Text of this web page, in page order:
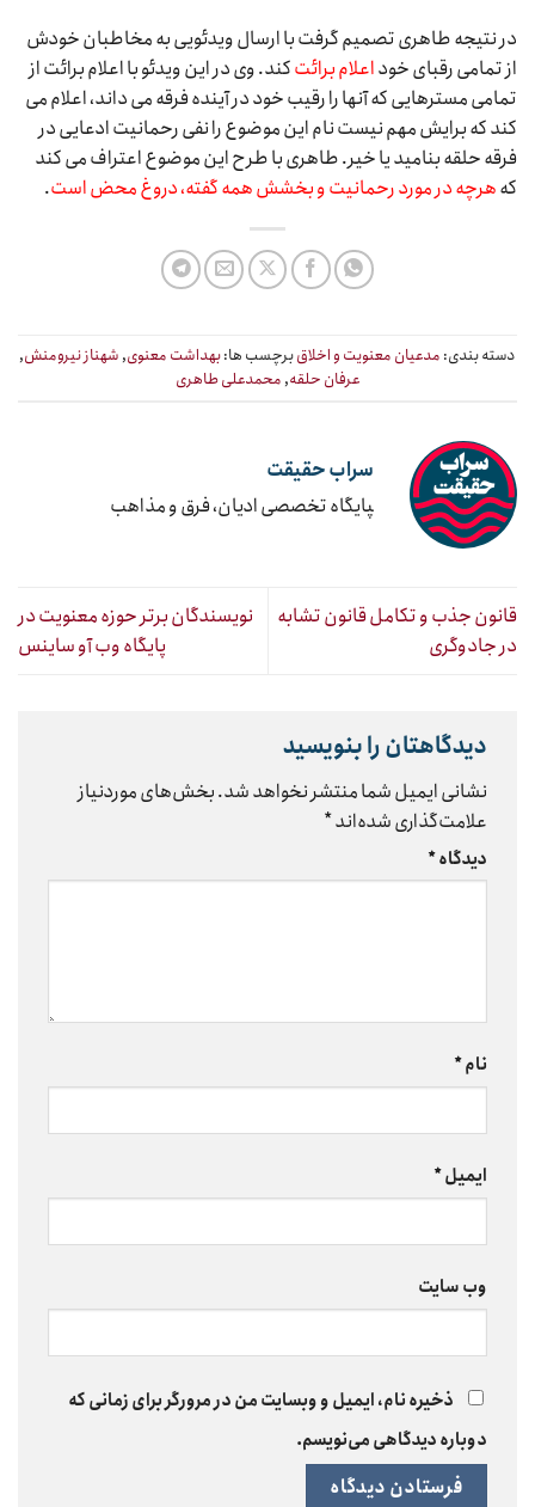
در نتیجه طاهری تصمیم گرفت با ارسال ویدئویی به مخاطبان خودش
از تمامی رقبای خوداعلام برائتکند. وی در این ویدئو با اعلام برائت از
تمامی مسترهایی که آنها را رقیب خود در آینده فرقه می داند، اعلام می
کند که برایش مهم نیست نام این موضوع را نفی رحمانیت ادعایی در
فرقه حلقه بنامید یا خیر. طاهری با طرح این موضوع اعتراف می کند
کههرچه در مورد رحمانیت و بخشش همه گفته، دروغ محض است.
دسته بندی: مدعیان معنویت و اخلاقبرچسب ها:بهداشت معنوی,شهناز نیرومنش,
عرفان حلقه,محمدعلی طاهری
سراب حقیقت
‍پایگاه تخصصی ادیان، فرق و مذاهب
قانون جذب و تکامل قانون تشابه
در جادوگری
نویسندگان برتر حوزه معنویت در
پایگاه وب آو ساینس
دیدگاهتان را بنویسید
نشانی ایمیل شما منتشر نخواهد شد.بخش‌های موردنیاز
علامت‌گذاری شده‌اند*
دیدگاه*
نام*
ایمیل*
وب‌ سایت
ذخیره نام، ایمیل و وبسایت من در مرورگر برای زمانی که
دوباره دیدگاهی می‌نویسم.